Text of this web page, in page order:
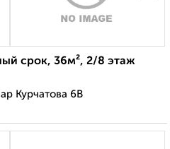
срок, 36м², 2/8 этаж
Курчатова 6В